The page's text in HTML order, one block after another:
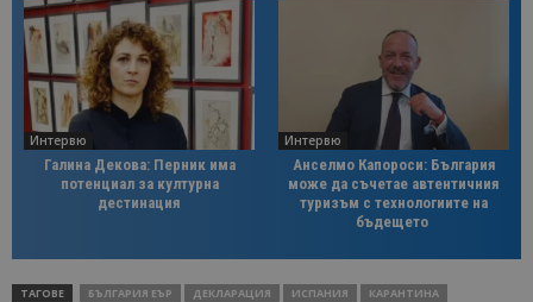
Интервю
Галина Декова: Перник има
потенциал за културна
дестинация
Интервю
Анселмо Капороси: България
може да съчетае автентичния
туризъм с технологиите на
бъдещето
ТАГОВЕ БЪЛГАРИЯ ЕЪР ДЕКЛАРАЦИЯ ИСПАНИЯ
КАРАНТИНА